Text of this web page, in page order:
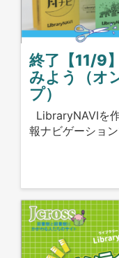
終了【11/9
みよう（オ
プ）
LibraryNAVIを
報ナビゲーショ